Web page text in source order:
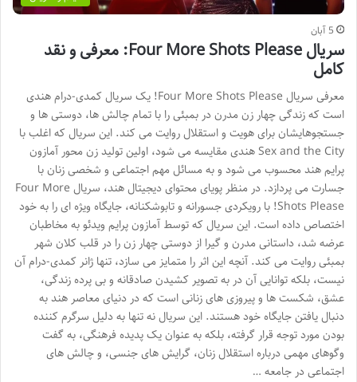
5 آبان
سریال Four More Shots Please: معرفی و نقد
کامل
معرفی سریال Four More Shots Please! یک سریال کمدی-درام هندی
است که زندگی چهار زن مدرن در بمبئی را با تمام چالش ها، دوستی ها و
جستجوهایشان برای هویت و استقلال روایت می کند. این سریال که اغلب با
Sex and the City هندی مقایسه می شود، اولین تولید زن محور آمازون
پرایم هند محسوب می شود و به مسائل مهم اجتماعی و شخصی زنان با
جسارت می پردازد. در منظر پویای محتوای دیجیتال هند، سریال Four More
Shots Please! با رویکردی جسورانه و تابوشکنانه، جایگاه ویژه ای را به خود
اختصاص داده است. این سریال که توسط آمازون پرایم ویدئو به مخاطبان
عرضه شد، داستانی مدرن و گیرا از دوستی چهار زن را در قلب کلان شهر
بمبئی روایت می کند. آنچه این اثر را متمایز می سازد، تنها ژانر کمدی-درام آن
نیست، بلکه توانایی آن در به تصویر کشیدن صادقانه و بی پرده زندگی،
عشق، شکست ها و پیروزی های زنانی است که در دنیای معاصر هند به
دنبال یافتن جایگاه خود هستند. این سریال نه تنها به دلیل سرگرم کننده
بودن مورد توجه قرار گرفته، بلکه به عنوان یک پدیده فرهنگی، به گفت
وگوهای مهمی درباره استقلال زنان، گرایش های جنسی، و چالش های
اجتماعی در جامعه …